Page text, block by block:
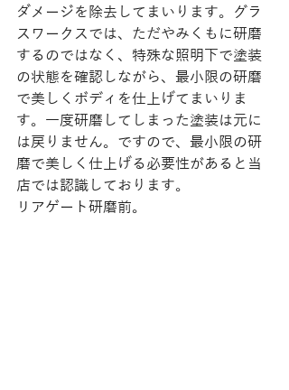
ダメージを除去してまいります。グラ
スワークスでは、ただやみくもに研磨
するのではなく、特殊な照明下で塗装
の状態を確認しながら、最小限の研磨
で美しくボディを仕上げてまいりま
す。一度研磨してしまった塗装は元に
は戻りません。ですので、最小限の研
磨で美しく仕上げる必要性があると当
店では認識しております。
リアゲート研磨前。